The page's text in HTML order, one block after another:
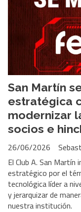
San Martín
estratégica
modernizar
socios e
26/06/2026
El Club A. San
estratégico por el
tecnológica líder a
y jerarquizar de
nuestra institución.